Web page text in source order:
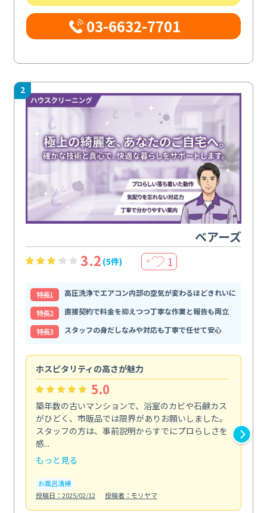
03-6632-7701
2
ベアーズ
3.2 (5件) ＋ 1
特⻑1
高圧洗浄でエアコン内部の空気が変わるほどきれいに
特⻑2
直接契約で料金を抑えつつ丁寧な作業と報告も両立
特⻑3
スタッフの身だしなみや対応も丁寧で任せて安心
ホスピタリティの高さが魅力
5.0
築年数の古いマンションで、浴室のカビや石鹸カス
がひどく、市販品では限界がありお願いしました。
スタッフの方は、事前説明からすでにプロらしさを
感...
もっと見る
お風呂清掃
投稿日：2025/02/12
投稿者：モリヤマ